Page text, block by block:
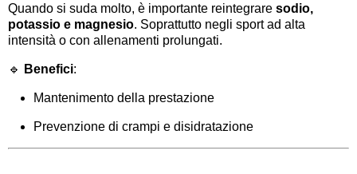
Quando si suda molto, è importante reintegrare sodio,
potassio e magnesio. Soprattutto negli sport ad alta
intensità o con allenamenti prolungati.
🔹 Benefici:
Mantenimento della prestazione
Prevenzione di crampi e disidratazione